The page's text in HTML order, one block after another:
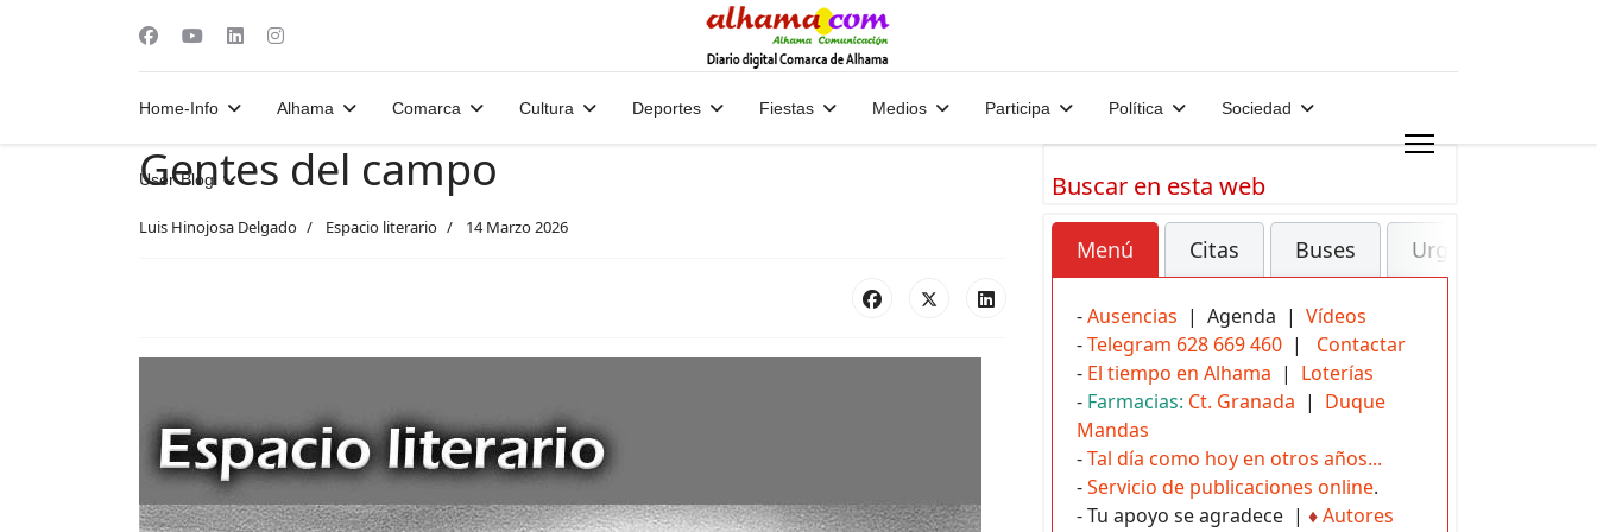
Home-Info Alhama Comarca Cultura Deportes Fiestas Medios Participa Política Sociedad
User-Blog
Gentes del campo
Luis Hinojosa Delgado Espacio literario 14 Marzo 2026
Buscar en esta web
Menú Citas Buses Urgencias
-Ausencias | Agenda | Vídeos
-Telegram 628 669 460 | Contactar
- El tiempo en Alhama | Loterías
- Farmacias: Ct. Granada | Duque
Mandas
-Tal día como hoy en otros años...
-Servicio de publicaciones online.
- Tu apoyo se agradece | ♦Autores